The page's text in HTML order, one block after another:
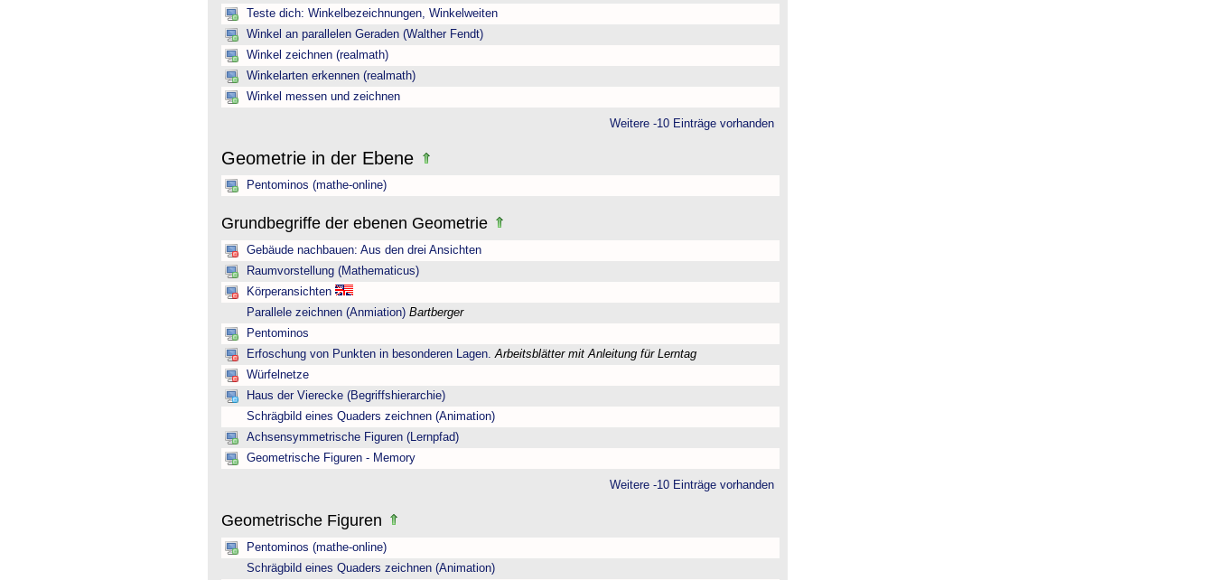
Teste dich: Winkelbezeichnungen, Winkelweiten
Winkel an parallelen Geraden (Walther Fendt)
Winkel zeichnen (realmath)
Winkelarten erkennen (realmath)
Winkel messen und zeichnen
Weitere -10 Einträge vorhanden
Geometrie in der Ebene
Pentominos (mathe-online)
Grundbegriffe der ebenen Geometrie
Gebäude nachbauen: Aus den drei Ansichten
Raumvorstellung (Mathematicus)
Körperansichten
Parallele zeichnen (Anmiation) Bartberger
Pentominos
Erfoschung von Punkten in besonderen Lagen. Arbeitsblätter mit Anleitung für Lerntag
Würfelnetze
Haus der Vierecke (Begriffshierarchie)
Schrägbild eines Quaders zeichnen (Animation)
Achsensymmetrische Figuren (Lernpfad)
Geometrische Figuren - Memory
Weitere -10 Einträge vorhanden
Geometrische Figuren
Pentominos (mathe-online)
Schrägbild eines Quaders zeichnen (Animation)